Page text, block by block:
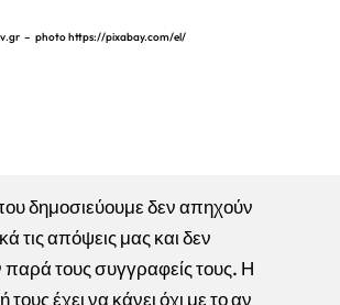
– photohttps://pixabay.com/el/
δημοσιεύουμε δεν απηχούν
τις απόψεις μας και δεν
τους συγγραφείς τους. Η
έχει να κάνει όχι με το αν